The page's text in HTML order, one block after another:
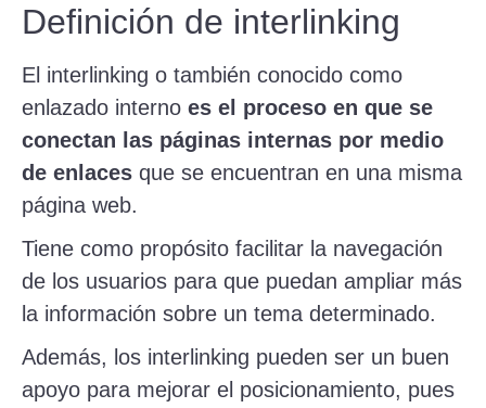
Definición de interlinking
El interlinking o también conocido como
enlazado interno es el proceso en que se
conectan las páginas internas por medio
de enlaces que se encuentran en una misma
página web.
Tiene como propósito facilitar la navegación
de los usuarios para que puedan ampliar más
la información sobre un tema determinado.
Además, los interlinking pueden ser un buen
apoyo para mejorar el posicionamiento, pues